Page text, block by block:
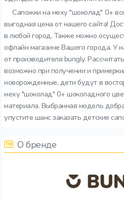
Сапожки на меху "шоколад" 0+
выгодная цена от нашего сайта!
в любой город. Также можно
офлайн магазине Вашего города. У
от производителя bungly.
возможно при получении и
новорожденные, дети будут в
меху "шоколад" 0+ шоколадного
материала. Выбранная модель
упустите шанс заказать детские
О бренде